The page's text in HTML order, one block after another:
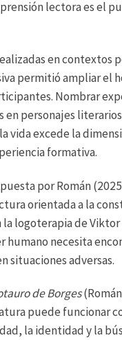
lectora es el
en contextos
permitió ampliar el
Nombrar
en personajes
vida excede la
formativa.
por Román
orientada a la
la logoterapia de
humano necesita
situaciones adversas.
de Borges
puede funcionar
la identidad y la